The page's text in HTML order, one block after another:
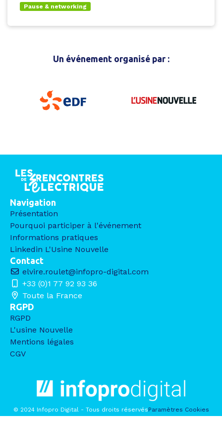
Pause & networking
Un événement organisé par :
Navigation
Présentation
Pourquoi participer à l'événement
Informations pratiques
Linkedin L'Usine Nouvelle
Contact
elvire.roulet@infopro-digital.com
+33 (0)1 77 92 93 36
Toute la France
RGPD
RGPD
L'usine Nouvelle
Mentions légales
CGV
© 2024 Infopro Digital - Tous droits réservésParamètres Cookies